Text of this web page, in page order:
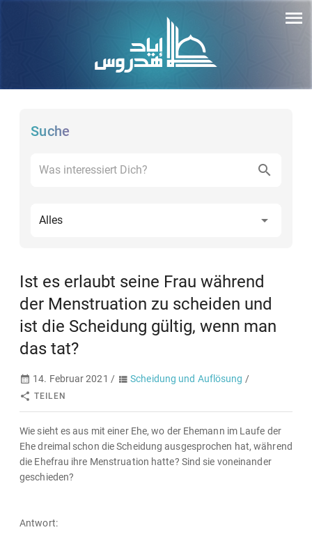
Suche
Alles
Ist es erlaubt seine Frau während
der Menstruation zu scheiden und
ist die Scheidung gültig, wenn man
das tat?
14. Februar 2021 / Scheidung und Auflösung /
TEILEN
Wie sieht es aus mit einer Ehe, wo der Ehemann im Laufe der
Ehe dreimal schon die Scheidung ausgesprochen hat, während
die Ehefrau ihre Menstruation hatte? Sind sie voneinander
geschieden?
Antwort: